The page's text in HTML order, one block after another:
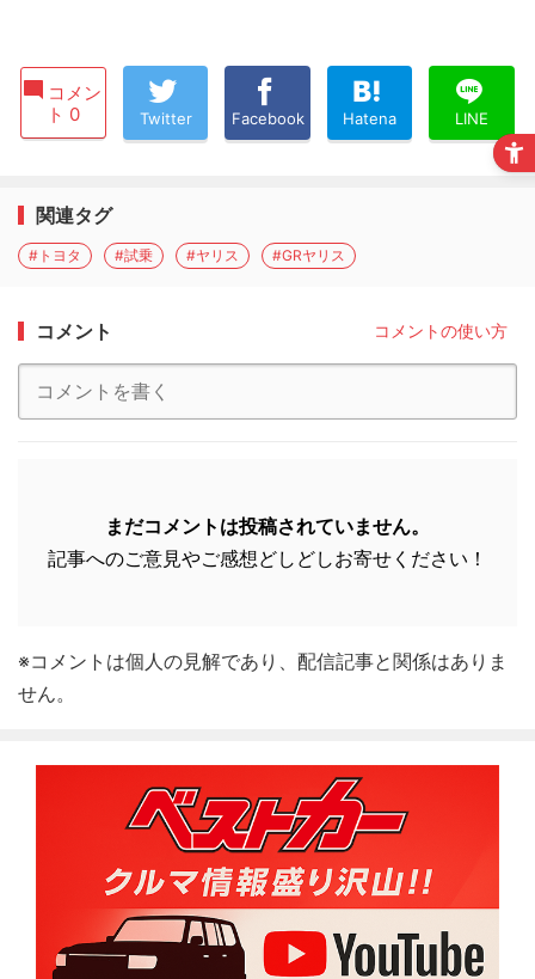
コメン
ト 0
Twitter Facebook Hatena LINE
関連タグ
#トヨタ #試乗 #ヤリス #GRヤリス
コメント コメントの使い方
まだコメントは投稿されていません。
記事へのご意見やご感想どしどしお寄せください！
※コメントは個人の見解であり、配信記事と関係はありま
せん。